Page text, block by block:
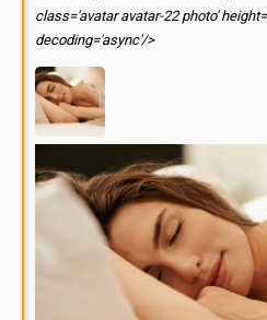
class='avatar avatar-22 photo'
decoding='async'/>